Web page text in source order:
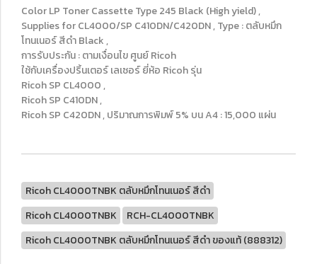
Color LP Toner Cassette Type 245 Black (High yield) ,
Supplies for CL4000/SP C410DN/C420DN , Type : ตลับหมึก
โทนเนอร์ สีดำ Black ,
การรับประกัน : ตามเงื่อนไข ศูนย์ Ricoh
ใช้กับเครื่องปริ้นเตอร์ เลเซอร์ ยี่ห้อ Ricoh รุ่น
Ricoh SP CL4000 ,
Ricoh SP C410DN ,
Ricoh SP C420DN , ปริมาณการพิมพ์ 5% บน A4 : 15,000 แผ่น
Ricoh CL4000TNBK ตลับหมึกโทนเนอร์ สีดำ
Ricoh CL4000TNBK
RCH-CL4000TNBK
Ricoh CL4000TNBK ตลับหมึกโทนเนอร์ สีดำ ของแท้ (888312)